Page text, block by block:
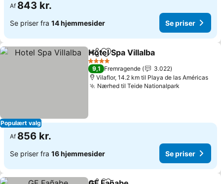
Af 843 kr.
Se priser fra 14 hjemmesider Se priser
Populært valg
Del Føj til favoritter
Hotel Spa Villalba
4 Stjerner
9,1 Fremragende
3.022
Vilaflor, 14.2 km til Playa de las Américas
Nærhed til Teide Nationalpark
Af 856 kr.
Se priser fra 16 hjemmesider Se priser